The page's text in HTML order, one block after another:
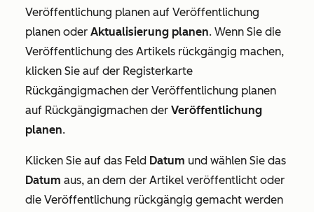
Veröffentlichung planen auf Veröffentlichung
planen oder Aktualisierung planen. Wenn Sie die
Veröffentlichung des Artikels rückgängig machen,
klicken Sie auf der Registerkarte
Rückgängigmachen der Veröffentlichung planen
auf Rückgängigmachen der Veröffentlichung
planen.
Klicken Sie auf das Feld Datum und wählen Sie das
Datum aus, an dem der Artikel veröffentlicht oder
die Veröffentlichung rückgängig gemacht werden